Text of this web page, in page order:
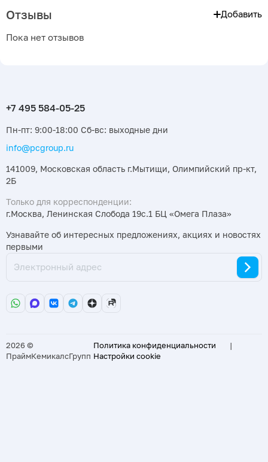
Отзывы Добавить
Пока нет отзывов
Пн-пт: 9:00-18:00 Сб-вс: выходные дни
info@pcgroup.ru
141009, Московская область г.Мытищи, Олимпийский пр-кт,
2Б
Только для корреспонденции:
г.Москва, Ленинская Слобода 19с.1 БЦ «Омега Плаза»
Узнавайте об интересных предложениях, акциях и новостях
первыми
2026 ©
ПраймКемикалсГрупп
Политика конфиденциальности
|
Настройки cookie